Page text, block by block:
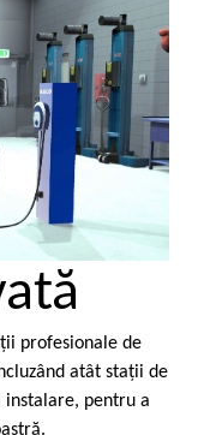
profesionale de
atât staţii de
pentru a